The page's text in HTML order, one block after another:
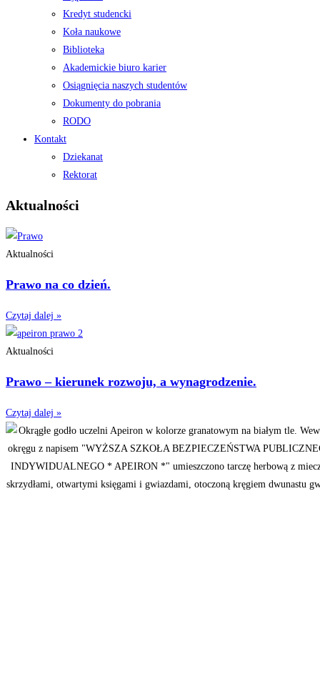
Kredyt studencki
Koła naukowe
Biblioteka
Akademickie biuro karier
Osiągnięcia naszych studentów
Dokumenty do pobrania
RODO
Kontakt
Dziekanat
Rektorat
Aktualności
Aktualności
Prawo na co dzień.
Czytaj dalej »
Aktualności
Prawo – kierunek rozwoju, a wynagrodzenie.
Czytaj dalej »